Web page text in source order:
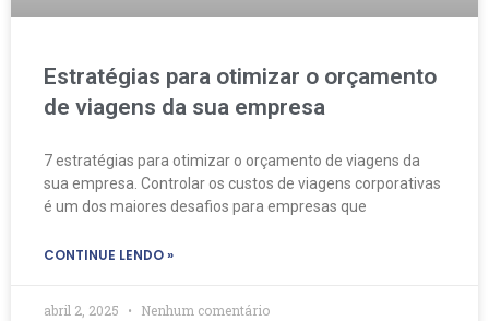
Estratégias para otimizar o orçamento
de viagens da sua empresa
7 estratégias para otimizar o orçamento de viagens da
sua empresa. Controlar os custos de viagens corporativas
é um dos maiores desafios para empresas que
CONTINUE LENDO »
abril 2, 2025 Nenhum comentário